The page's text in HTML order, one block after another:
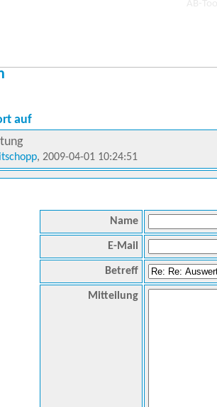
auf
, 2009-04-01 10:24:51
Name
E-Mail
Betreff
Mitteilung